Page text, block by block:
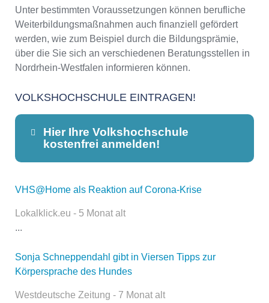
Unter bestimmten Voraussetzungen können berufliche
Weiterbildungsmaßnahmen auch finanziell gefördert
werden, wie zum Beispiel durch die Bildungsprämie,
über die Sie sich an verschiedenen Beratungsstellen in
Nordrhein-Westfalen informieren können.
VOLKSHOCHSCHULE EINTRAGEN!
Hier Ihre Volkshochschule
kostenfrei anmelden!
Dieser Teil dient lediglich zur
Name*
VHS@Home als Reaktion auf Corona-Krise
Lokalklick.eu - 5 Monat alt
...
Sonja Schneppendahl gibt in Viersen Tipps zur
Körpersprache des Hundes
Westdeutsche Zeitung - 7 Monat alt